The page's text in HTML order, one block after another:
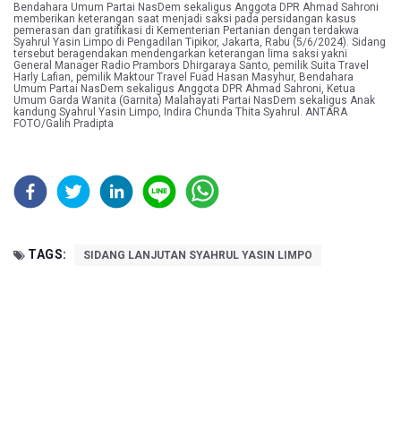
Bendahara Umum Partai NasDem sekaligus Anggota DPR Ahmad Sahroni
memberikan keterangan saat menjadi saksi pada persidangan kasus
pemerasan dan gratifikasi di Kementerian Pertanian dengan terdakwa
Syahrul Yasin Limpo di Pengadilan Tipikor, Jakarta, Rabu (5/6/2024). Sidang
tersebut beragendakan mendengarkan keterangan lima saksi yakni
General Manager Radio Prambors Dhirgaraya Santo, pemilik Suita Travel
Harly Lafian, pemilik Maktour Travel Fuad Hasan Masyhur, Bendahara
Umum Partai NasDem sekaligus Anggota DPR Ahmad Sahroni, Ketua
Umum Garda Wanita (Garnita) Malahayati Partai NasDem sekaligus Anak
kandung Syahrul Yasin Limpo, Indira Chunda Thita Syahrul. ANTARA
FOTO/Galih Pradipta
TAGS: SIDANG LANJUTAN SYAHRUL YASIN LIMPO